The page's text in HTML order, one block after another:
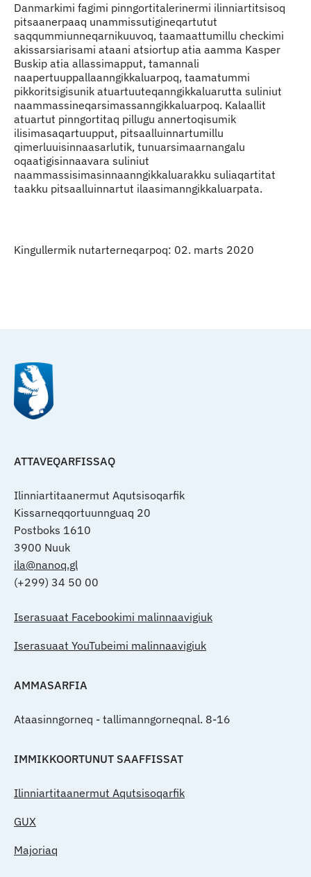
Danmarkimi fagimi pinngortitalerinermi ilinniartitsisoq
pitsaanerpaaq unammissutigineqartutut
saqqummiunneqarnikuuvoq, taamaattumillu checkimi
akissarsiarisami ataani atsiortup atia aamma Kasper
Buskip atia allassimapput, tamannali
naapertuuppallaanngikkaluarpoq, taamatummi
pikkoritsigisunik atuartuuteqanngikkaluarutta suliniut
naammassineqarsimassanngikkaluarpoq. Kalaallit
atuartut pinngortitaq pillugu annertoqisumik
ilisimasaqartuupput, pitsaalluinnartumillu
qimerluuisinnaasarlutik, tunuarsimaarnangalu
oqaatigisinnaavara suliniut
naammassisimasinnaanngikkaluarakku suliaqartitat
taakku pitsaalluinnartut ilaasimanngikkaluarpata.
Kingullermik nutarterneqarpoq: 02. marts 2020
ATTAVEQARFISSAQ
Ilinniartitaanermut Aqutsisoqarfik
Kissarneqqortuunnguaq 20
Postboks 1610
3900 Nuuk
ila@nanoq.gl
(+299) 34 50 00
Iserasuaat Facebookimi malinnaavigiuk
Iserasuaat YouTubeimi malinnaavigiuk
AMMASARFIA
Ataasinngorneq - tallimanngorneqnal. 8-16
IMMIKKOORTUNUT SAAFFISSAT
Ilinniartitaanermut Aqutsisoqarfik
GUX
Majoriaq